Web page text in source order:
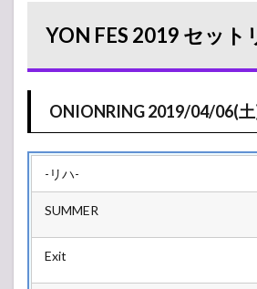
セッ
トリ
ONIONRING
2019/04/06(土)
2
2019/04/06(土)
SKY
2.2
LAND
YON FES 2019 セット
ONIONRING 2019/04/06(
-リハ-
SUMMER
Exit